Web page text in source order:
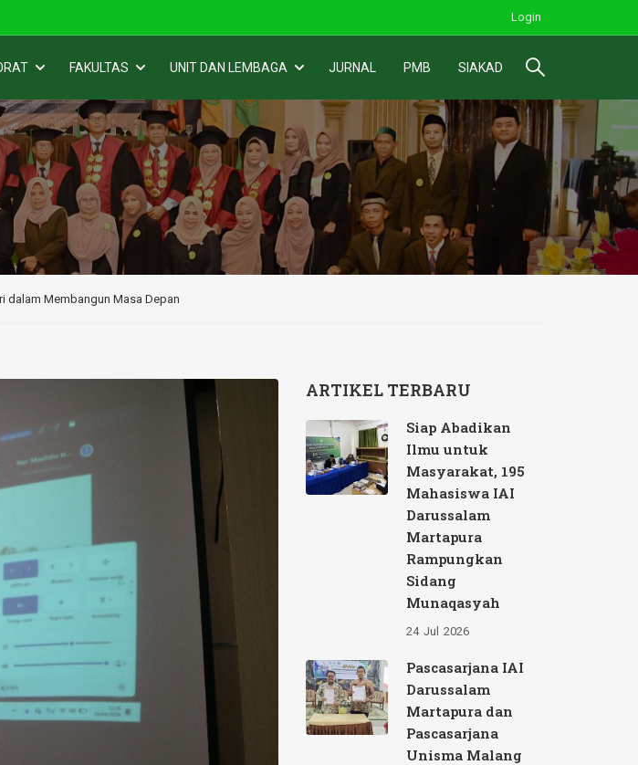
Login
FAKULTAS UNIT DAN LEMBAGA JURNAL PMB SIAKAD
dalam Membangun Masa Depan
ARTIKEL TERBARU
Siap Abadikan
Ilmu untuk
Masyarakat, 195
Mahasiswa IAI
Darussalam
Martapura
Rampungkan
Sidang
Munaqasyah
24 Jul 2026
Pascasarjana IAI
Darussalam
Martapura dan
Pascasarjana
Unisma Malang